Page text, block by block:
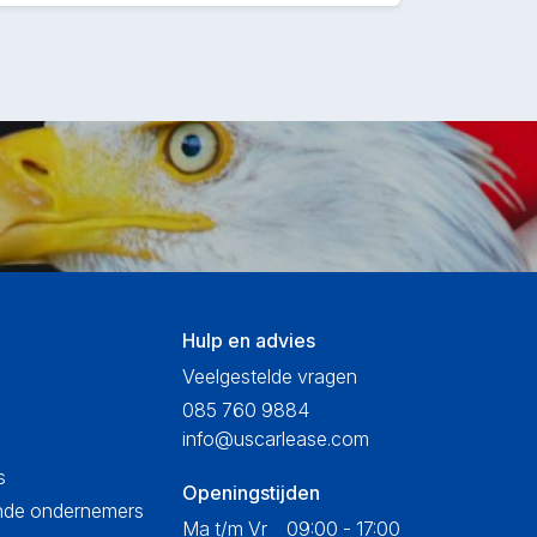
ondernemers
Hulp en advies
Veelgestelde vragen
085 760 9884
info@uscarlease.com
Openingstijden
Ma t/m Vr
09:00 - 17:00